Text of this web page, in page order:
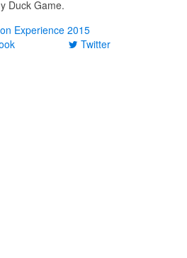
Duck Game.
Experience 2015
Twitter